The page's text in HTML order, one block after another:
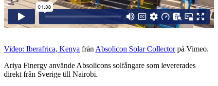
Video: Iberafrica, Kenya från Absolicon Solar Collectorpå Vimeo.
Ariya Finergy använde Absolicons solfångare som levererades
direkt från Sverige till Nairobi.